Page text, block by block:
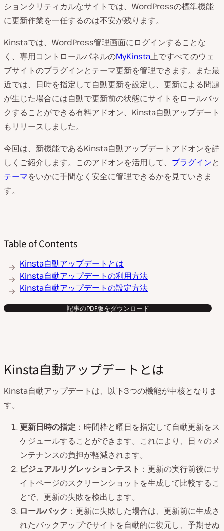
ションクリティカルなサイトでは、WordPressの標準機能
に更新作業を一任するのは不安が残ります。
Kinstaでは、WordPress管理画面にログインすることな
く、専用コントロールパネルのMyKinsta上ですべてのウェ
ブサイトのプラグインとテーマ更新を管理できます。また最
近では、日時を指定して自動更新を設定し、更新による問題
が生じた場合には自動で更新前の状態にサイトをロールバッ
クすることができる有料アドオン、Kinsta自動アップデート
もリリースしました。
今回は、新機能であるKinsta自動アップデートアドオンを詳
しくご紹介します。このアドオンを活用して、 プラグインと
テーマをいかに手間なく安全に管理できるかを見ていきま
す。
Table of Contents
Kinsta自動アップデートとは
Kinsta自動アップデートの利用方法
Kinsta自動アップデートの設定方法
記事のPDF版をダウンロード
Kinsta自動アップデートとは
Kinsta自動アップデートは、以下3つの機能が中核となりま
す。
更新日時の指定 ：時間枠と曜日を指定して自動更新をス
ケジュールすることができます。これにより、日々のメ
ンテナンスの負担が軽減されます。
ビジュアルリグレッションテスト ：更新の実行前後にサ
イトページのスクリーンショットを生成して比較するこ
とで、更新の失敗を検出します。
ロールバック ：更新に失敗した場合は、更新前に生成さ
れたバックアップでサイトを自動的に復元し、予期せぬ